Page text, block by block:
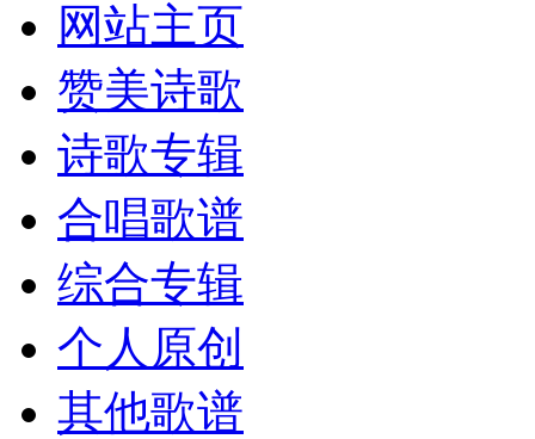
网站主页
赞美诗歌
诗歌专辑
合唱歌谱
综合专辑
个人原创
其他歌谱